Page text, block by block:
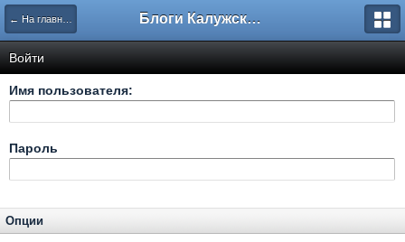
← На главную Блоги Калужского перекрестка
Войти
Имя пользователя:
Пароль
Опции